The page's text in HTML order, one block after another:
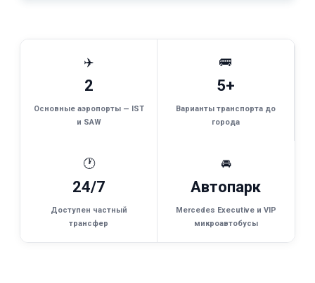
✈️
2
Основные аэропорты — IST
и SAW
🚌
5+
Варианты транспорта до
города
🕐
24/7
Доступен частный
трансфер
🚘
Автопарк
Mercedes Executive и VIP
микроавтобусы